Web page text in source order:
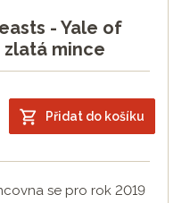
- Yale of
mince
Přidat do košíku
se pro rok 2019